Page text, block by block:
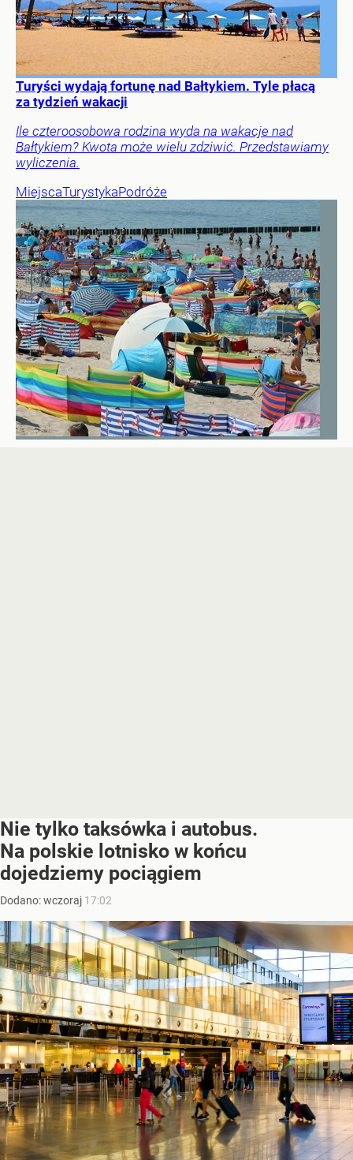
Turyści wydają fortunę nad Bałtykiem. Tyle płacą
za tydzień wakacji
Ile czteroosobowa rodzina wyda na wakacje nad
Bałtykiem? Kwota może wielu zdziwić. Przedstawiamy
wyliczenia.
MiejscaTurystykaPodróże
Nie tylko taksówka i autobus.
Na polskie lotnisko w końcu
dojedziemy pociągiem
Dodano:wczoraj 17:02